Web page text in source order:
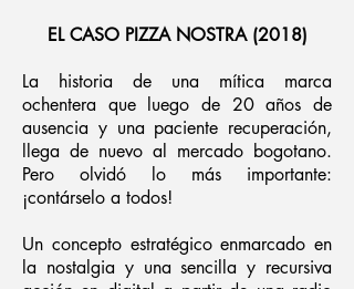
EL CASO PIZZA NOSTRA (2018)
La historia de una mítica marca
ochentera que luego de 20 años de
ausencia y una paciente recuperación,
llega de nuevo al mercado bogotano.
Pero olvidó lo más importante:
¡contárselo a todos!
Un concepto estratégico enmarcado en
la nostalgia y una sencilla y recursiva